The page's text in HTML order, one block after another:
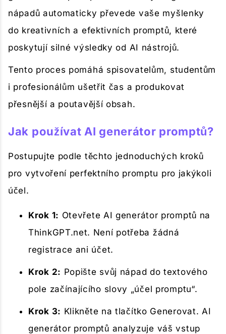
nápadů automaticky převede vaše myšlenky
do kreativních a efektivních promptů, které
poskytují silné výsledky od AI nástrojů.
Tento proces pomáhá spisovatelům, studentům
i profesionálům ušetřit čas a produkovat
přesnější a poutavější obsah.
Jak používat AI generátor promptů?
Postupujte podle těchto jednoduchých kroků
pro vytvoření perfektního promptu pro jakýkoli
účel.
Krok 1: Otevřete AI generátor promptů na
ThinkGPT.net. Není potřeba žádná
registrace ani účet.
Krok 2: Popište svůj nápad do textového
pole začínajícího slovy „účel promptu“.
Krok 3: Klikněte na tlačítko Generovat. AI
generátor promptů analyzuje váš vstup